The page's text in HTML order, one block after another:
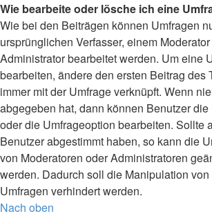
Wie bearbeite oder lösche ich eine
Wie bei den Beiträgen können Umfragen
ursprünglichen Verfasser, einem
Administrator bearbeitet werden. Um eine
bearbeiten, ändere den ersten Beitrag des
immer mit der Umfrage verknüpft. Wenn
abgegeben hat, dann können Benutzer
oder die Umfrageoption bearbeiten. Sollte
Benutzer abgestimmt haben, so kann die
von Moderatoren oder Administratoren
werden. Dadurch soll die Manipulation
Umfragen verhindert werden.
Nach oben